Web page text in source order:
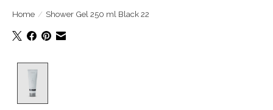
Home / Shower Gel 250 ml Black 22